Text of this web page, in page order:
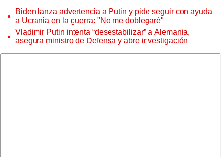
Biden lanza advertencia a Putin y pide seguir con ayuda
a Ucrania en la guerra: "No me doblegaré"
Vladimir Putin intenta “desestabilizar” a Alemania,
asegura ministro de Defensa y abre investigación